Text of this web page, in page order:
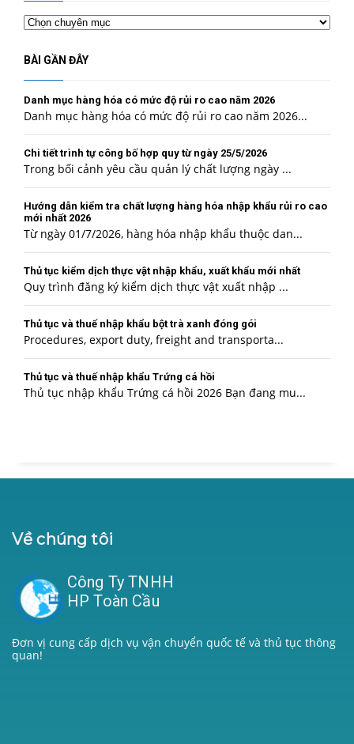
Chuyên
mục
BÀI GẦN ĐÂY
Danh mục hàng hóa có mức độ rủi ro cao năm 2026
Danh mục hàng hóa có mức độ rủi ro cao năm 2026...
Chi tiết trình tự công bố hợp quy từ ngày 25/5/2026
Trong bối cảnh yêu cầu quản lý chất lượng ngày ...
Hướng dẫn kiểm tra chất lượng hàng hóa nhập khẩu rủi ro cao
mới nhất 2026
Từ ngày 01/7/2026, hàng hóa nhập khẩu thuộc dan...
Thủ tục kiểm dịch thực vật nhập khẩu, xuất khẩu mới nhất
Quy trình đăng ký kiểm dịch thực vật xuất nhập ...
Thủ tục và thuế nhập khẩu bột trà xanh đóng gói
Procedures, export duty, freight and transporta...
Thủ tục và thuế nhập khẩu Trứng cá hồi
Thủ tục nhập khẩu Trứng cá hồi 2026 Bạn đang mu...
Về chúng tôi
Công Ty TNHH
HP Toàn Cầu
Đơn vị cung cấp dịch vụ vận chuyển quốc tế và thủ tục thông
quan!